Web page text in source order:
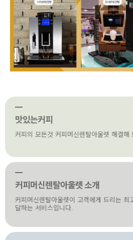
맛있는커피
커피의 모든것 커피머신렌탈아울렛 해결해
커피머신렌탈아울렛 소개
커피머신렌탈아울렛이 고객에게 드리는 최
달하는 서비스입니다.